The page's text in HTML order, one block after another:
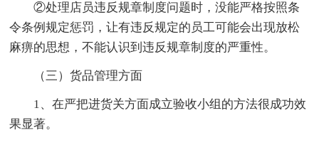
②处理店员违反规章制度问题时，没能严格按照条
令条例规定惩罚，让有违反规定的员工可能会出现放松
麻痹的思想，不能认识到违反规章制度的严重性。
（三）货品管理方面
1、在严把进货关方面成立验收小组的方法很成功效
果显著。